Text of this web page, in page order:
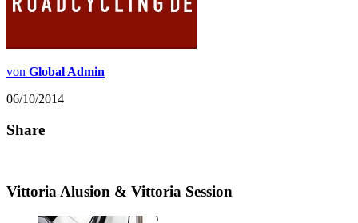
von Global Admin
06/10/2014
Share
Vittoria Alusion & Vittoria Session